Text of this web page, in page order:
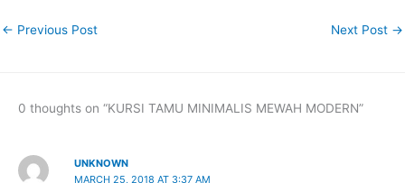
← Previous Post Next Post →
0 thoughts on “KURSI TAMU MINIMALIS MEWAH MODERN”
UNKNOWN
MARCH 25, 2018 AT 3:37 AM